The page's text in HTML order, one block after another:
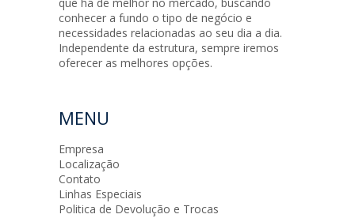
conhecer a fundo o tipo de negócio e
necessidades relacionadas ao seu dia a dia.
Independente da estrutura, sempre iremos
oferecer as melhores opções.
MENU
Empresa
Localização
Contato
Linhas Especiais
Politica de Devolução e Trocas